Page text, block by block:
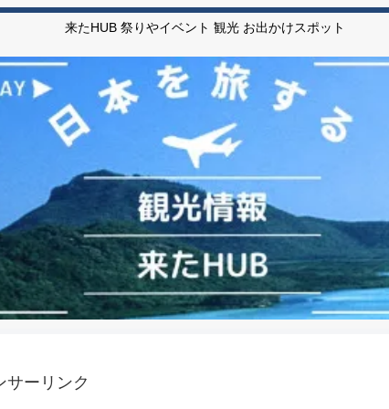
来たHUB 祭りやイベント 観光 お出かけスポット
サーリンク